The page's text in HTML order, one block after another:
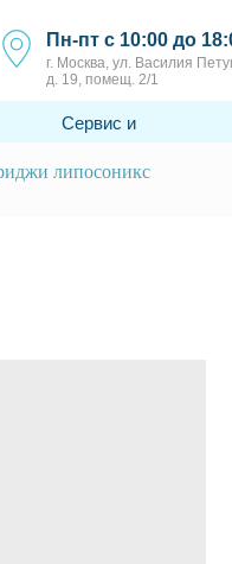
Сервис и
Пн-пт с 10:00 до
г. Москва, ул. Василия
д. 19, помещ. 2/1
липосоникс